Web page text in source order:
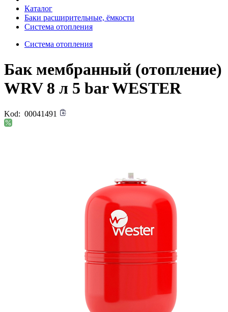
Каталог
Баки расширительные, ёмкости
Система отопления
Система отопления
Бак мембранный (отопление)
WRV 8 л 5 bar WESTER
Kod: 00041491